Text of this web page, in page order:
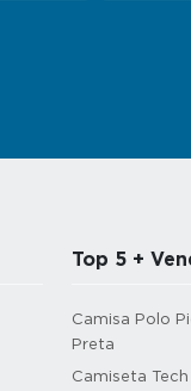
Top 5 +
Camisa Polo
Preta
Camiseta